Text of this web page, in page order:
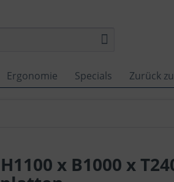
Ergonomie Specials Zurück
x B1000 x